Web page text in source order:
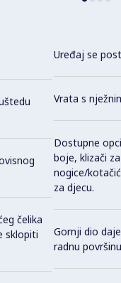
čelika
sklopiti
Uređaj se
Vrata s
Dostupne
boje, klizači
nogice/
za djecu.
Gornji dio
radnu